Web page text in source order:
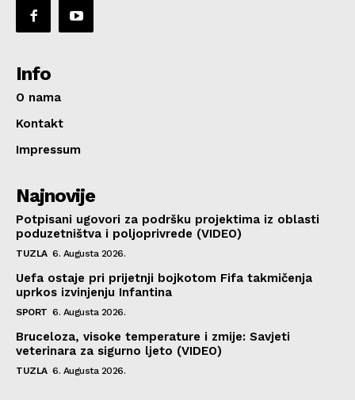
Info
O nama
Kontakt
Impressum
Najnovije
Potpisani ugovori za podršku projektima iz oblasti
poduzetništva i poljoprivrede (VIDEO)
TUZLA 6. Augusta 2026.
Uefa ostaje pri prijetnji bojkotom Fifa takmičenja
uprkos izvinjenju Infantina
SPORT 6. Augusta 2026.
Bruceloza, visoke temperature i zmije: Savjeti
veterinara za sigurno ljeto (VIDEO)
TUZLA 6. Augusta 2026.